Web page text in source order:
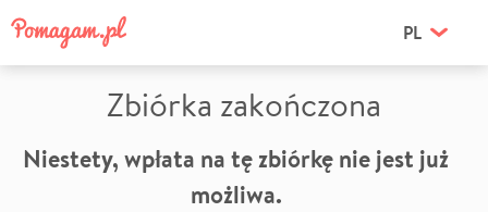
PL
Zbiórka zakończona
Niestety, wpłata na tę zbiórkę nie jest już
możliwa.